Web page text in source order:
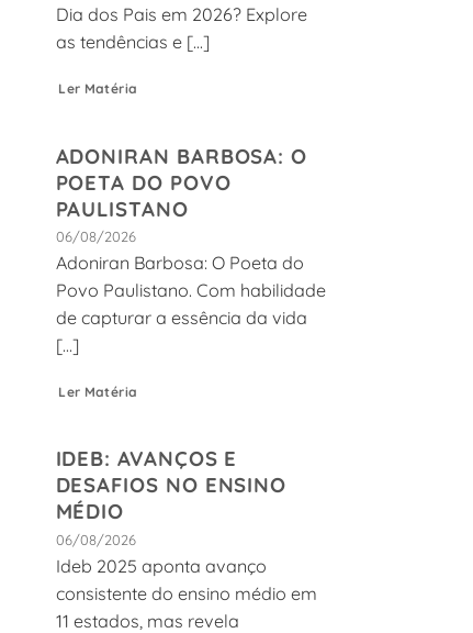
Dia dos Pais em 2026? Explore
as tendências e [...]
Ler Matéria
ADONIRAN BARBOSA: O
POETA DO POVO
PAULISTANO
06/08/2026
Adoniran Barbosa: O Poeta do
Povo Paulistano. Com habilidade
de capturar a essência da vida
[...]
Ler Matéria
IDEB: AVANÇOS E
DESAFIOS NO ENSINO
MÉDIO
06/08/2026
Ideb 2025 aponta avanço
consistente do ensino médio em
11 estados, mas revela